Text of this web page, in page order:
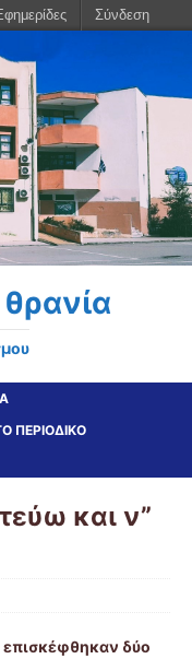
ΠΕΡΙΟΔΙΚΟ
και ν”
επισκέφθηκαν δύο
Σύνδεση